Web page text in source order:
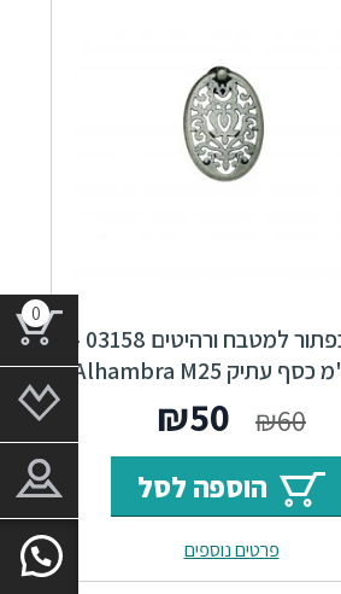
ידיות כפתור למטבח ורהיטים 03158 –
₪60
המחיר
המקורי
היה:
₪60.
₪50
המחיר
הנוכחי
הוא:
₪50.
הוספה לסל
פרטים נוספים
0